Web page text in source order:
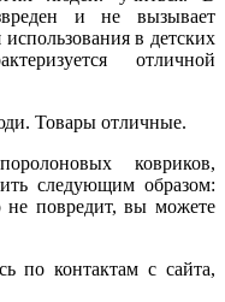
и не вызывает
в детских
отличной
Товары отличные.
ковриков,
следующим образом:
не повредит, вы можете
по контактам с сайта,